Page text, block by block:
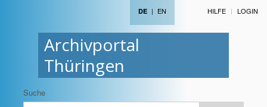
Archivportal
Thüringen
DE | EN HILFE LOGIN
Suche